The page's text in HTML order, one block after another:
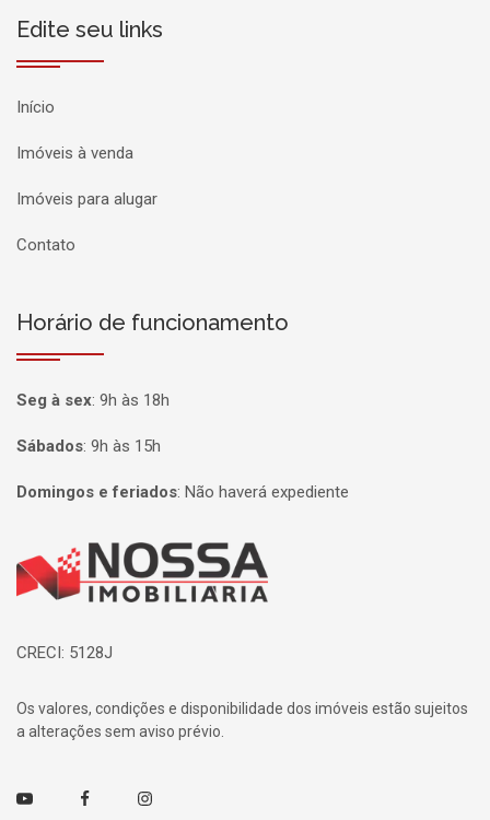
Edite seu links
Início
Imóveis à venda
Imóveis para alugar
Contato
Horário de funcionamento
Seg à sex: 9h às 18h
Sábados: 9h às 15h
Domingos e feriados: Não haverá expediente
Página inicial
CRECI: 5128J
Os valores, condições e disponibilidade dos imóveis estão sujeitos
a alterações sem aviso prévio.
Youtube FacebookInstagram